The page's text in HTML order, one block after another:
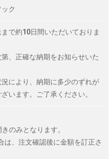
ク
で約10日間いただいておりま
、正確な納期をお知らせいた
により、納期に多少のずれが
います。ご了承ください。
のみとなります。
、注文確認後に金額を訂正さ